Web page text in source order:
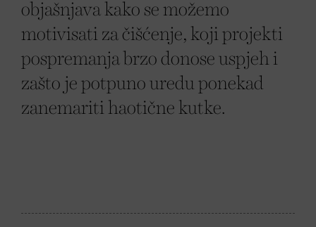
objašnjava kako se možemo
motivisati za čišćenje, koji projekti
pospremanja brzo donose uspjeh i
zašto je potpuno uredu ponekad
zanemariti haotične kutke.